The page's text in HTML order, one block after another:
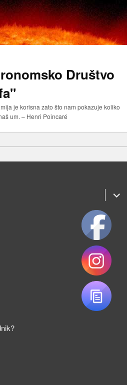
Društvo
je korisna zato što nam pokazuje koliko
um. – Henri Poincaré
menu
child